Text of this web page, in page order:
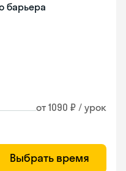
барьера
от 1090 ₽ / урок
Выбрать время